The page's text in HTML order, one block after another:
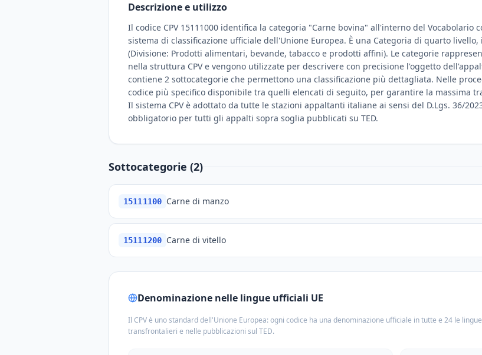
Descrizione e utilizzo
Il codice CPV 15111000 identifica la categoria "Carne bovina" all'interno del Vocabolario
sistema di classificazione ufficiale dell'Unione Europea. È una Categoria di quarto livello,
(Divisione: Prodotti alimentari, bevande, tabacco e prodotti affini). Le categorie
nella struttura CPV e vengono utilizzate per descrivere con precisione l'oggetto
contiene 2 sottocategorie che permettono una classificazione più dettagliata. Nelle
codice più specifico disponibile tra quelli elencati di seguito, per garantire la massima
Il sistema CPV è adottato da tutte le stazioni appaltanti italiane ai sensi del D.Lgs. 36/
obbligatorio per tutti gli appalti sopra soglia pubblicati su TED.
Sottocategorie (2)
15111100 Carne di manzo
15111200 Carne di vitello
Denominazione nelle lingue ufficiali UE
Il CPV è uno standard dell'Unione Europea: ogni codice ha una denominazione ufficiale in tutte e 24 le
transfrontalieri e nelle pubblicazioni sul TED.